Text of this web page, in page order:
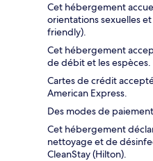
Cet hébergement
orientations sexuelles
friendly).
Cet hébergement
de débit et les espèces.
Cartes de crédit
American Express.
Des modes de
Cet hébergement
nettoyage et de
CleanStay (Hilton).